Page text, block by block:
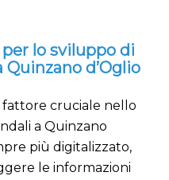
lo sviluppo di
d’Oglio
fattore cruciale nello
a Quinzano
più digitalizzato,
le informazioni